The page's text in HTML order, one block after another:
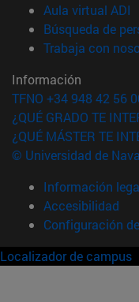
Aula virtual ADI
Búsqueda de
Trabaja con
Información
TFNO +34 948 42 56
¿QUÉ GRADO TE
¿QUÉ MÁSTER TE
© Universidad de
Información
Accesibilidad
Configuración
Localizador de campus